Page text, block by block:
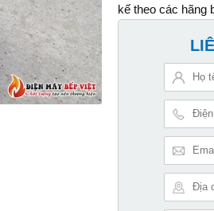
kế theo các hãng